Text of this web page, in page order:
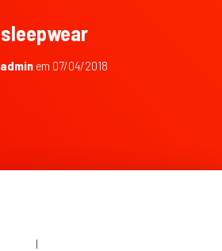
sleepwear
admin em 07/04/2018
|